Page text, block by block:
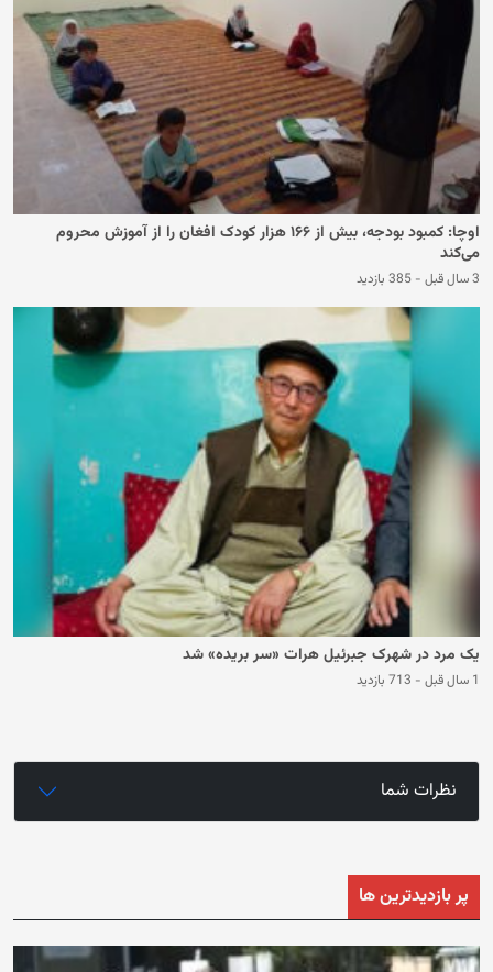
اوچا: کمبود بودجه، بیش از ۱۶۶ هزار کودک افغان را از آموزش محروم
می‌کند
3 سال قبل - 385 بازدید
یک مرد در شهرک جبرئیل هرات «سر بریده» شد
1 سال قبل - 713 بازدید
نظرات شما
پر بازدیدترین ها